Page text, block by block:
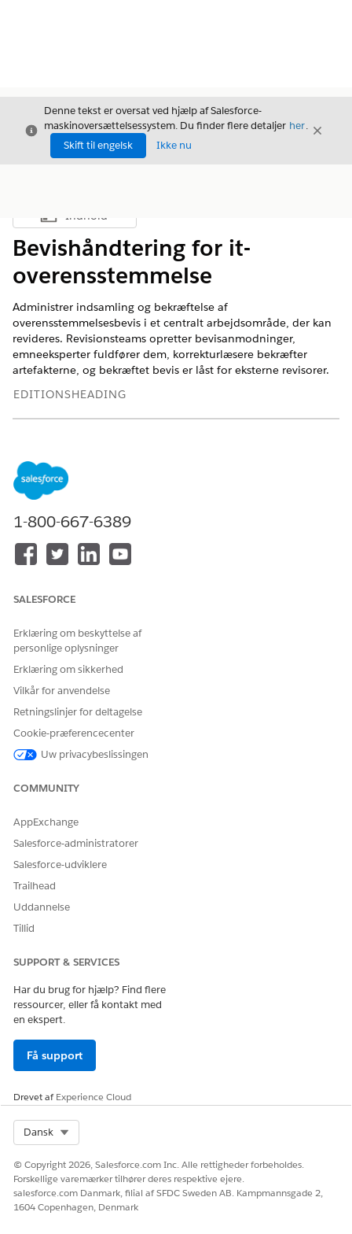
Luk
Denne tekst er oversat ved hjælp af Salesforce-
maskinoversættelsessystem. Du finder flere detaljer her.
Skift til engelsk
Ikke nu
Luk
Vis indholdsfortegnelse
Indhold
Bevishåndtering for it-
overensstemmelse
Administrer indsamling og bekræftelse af
overensstemmelsesbevis i et centralt arbejdsområde, der kan
revideres. Revisionsteams opretter bevisanmodninger,
emneeksperter fuldfører dem, korrekturlæsere bekræfter
artefakterne, og bekræftet bevis er låst for eksterne revisorer.
EDITIONSHEADING
Tilgængelig i:
med Agentforce IT Service.
Opsæt bevisstyring for it-overensstemmelse for at
administrerer revisionsartikler. Aktiver funktionen, tildel
avancerede kontrolelementer.
Administrer beviser for it-overensstemmelse
Flyt beviser gennem deres fulde livscyklus – opret
overensstemmelsesrevisioner, fremsæt
og bekræft beviser, så de er klar til eksterne revisorer.
1-800-667-6389
SALESFORCE
Erklæring om beskyttelse af
personlige oplysninger
Erklæring om sikkerhed
Vilkår for anvendelse
Retningslinjer for deltagelse
Cookie-præferencecenter
Uw privacybeslissingen
COMMUNITY
AppExchange
Salesforce-administratorer
Salesforce-udviklere
Trailhead
Uddannelse
Tillid
SUPPORT & SERVICES
Har du brug for hjælp? Find flere
ressourcer, eller få kontakt med
en ekspert.
Få support
Drevet afExperience Cloud
Dansk
© Copyright 2026, Salesforce.com Inc. Alle rettigheder forbeholdes.
Forskellige varemærker tilhører deres respektive ejere.
salesforce.com Danmark, filial af SFDC Sweden AB. Kampmannsgade 2,
1604 Copenhagen, Denmark